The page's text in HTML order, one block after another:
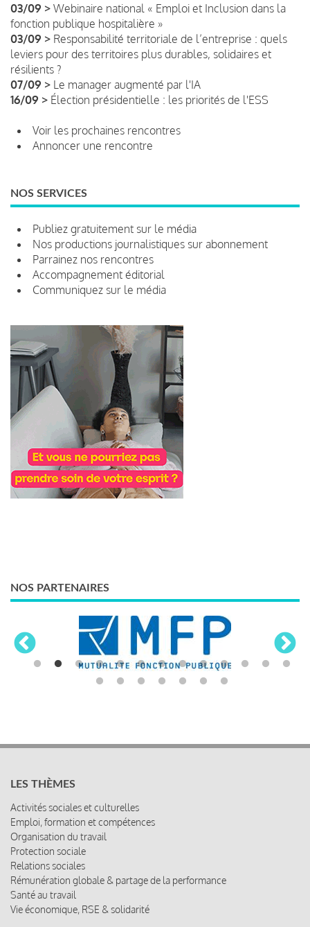
03/09 > Webinaire national « Emploi et Inclusion dans la
fonction publique hospitalière »
03/09 > Responsabilité territoriale de l’entreprise : quels
leviers pour des territoires plus durables, solidaires et
résilients ?
07/09 > Le manager augmenté par l'IA
16/09 > Élection présidentielle : les priorités de l'ESS
Voir les prochaines rencontres
Annoncer une rencontre
NOS SERVICES
Publiez gratuitement sur le média
Nos productions journalistiques sur abonnement
Parrainez nos rencontres
Accompagnement éditorial
Communiquez sur le média
NOS PARTENAIRES
LES THÈMES
Activités sociales et culturelles
Emploi, formation et compétences
Organisation du travail
Protection sociale
Relations sociales
Rémunération globale & partage de la performance
Santé au travail
Vie économique, RSE & solidarité